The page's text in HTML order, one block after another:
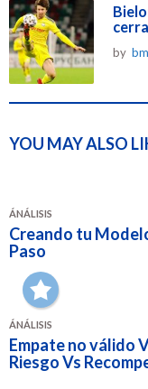
by
YOU MAY ALSO
ÁNÁLISIS
Creando tu
Paso
ÁNÁLISIS
Empate no válido
Riesgo Vs